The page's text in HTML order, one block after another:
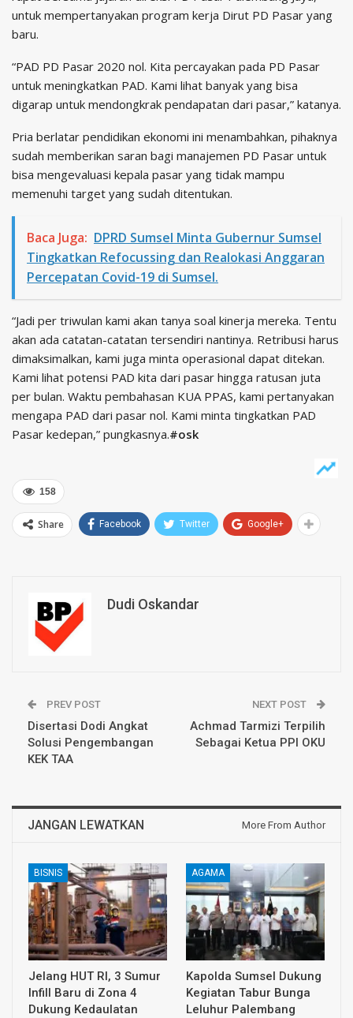
untuk mempertanyakan program kerja Dirut PD Pasar yang
baru.
“PAD PD Pasar 2020 nol. Kita percayakan pada PD Pasar
untuk meningkatkan PAD. Kami lihat banyak yang bisa
digarap untuk mendongkrak pendapatan dari pasar,” katanya.
Pria berlatar pendidikan ekonomi ini menambahkan, pihaknya
sudah memberikan saran bagi manajemen PD Pasar untuk
bisa mengevaluasi kepala pasar yang tidak mampu
memenuhi target yang sudah ditentukan.
Baca Juga: DPRD Sumsel Minta Gubernur Sumsel
Tingkatkan Refocussing dan Realokasi Anggaran
Percepatan Covid-19 di Sumsel.
“Jadi per triwulan kami akan tanya soal kinerja mereka. Tentu
akan ada catatan-catatan tersendiri nantinya. Retribusi harus
dimaksimalkan, kami juga minta operasional dapat ditekan.
Kami lihat potensi PAD kita dari pasar hingga ratusan juta
per bulan. Waktu pembahasan KUA PPAS, kami pertanyakan
mengapa PAD dari pasar nol. Kami minta tingkatkan PAD
Pasar kedepan,” pungkasnya.#osk
158
Share Facebook Twitter Google+
Dudi Oskandar
PREV POST
Disertasi Dodi Angkat
Solusi Pengembangan
KEK TAA
NEXT POST
Achmad Tarmizi Terpilih
Sebagai Ketua PPI OKU
JANGAN LEWATKAN More From Author
BISNIS
Jelang HUT RI, 3 Sumur
Infill Baru di Zona 4
Dukung Kedaulatan
AGAMA
Kapolda Sumsel Dukung
Kegiatan Tabur Bunga
Leluhur Palembang